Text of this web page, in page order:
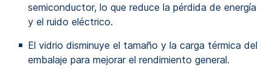
semiconductor, lo que reduce la pérdida de energía
y el ruido eléctrico.
El vidrio disminuye el tamaño y la carga térmica del
embalaje para mejorar el rendimiento general.